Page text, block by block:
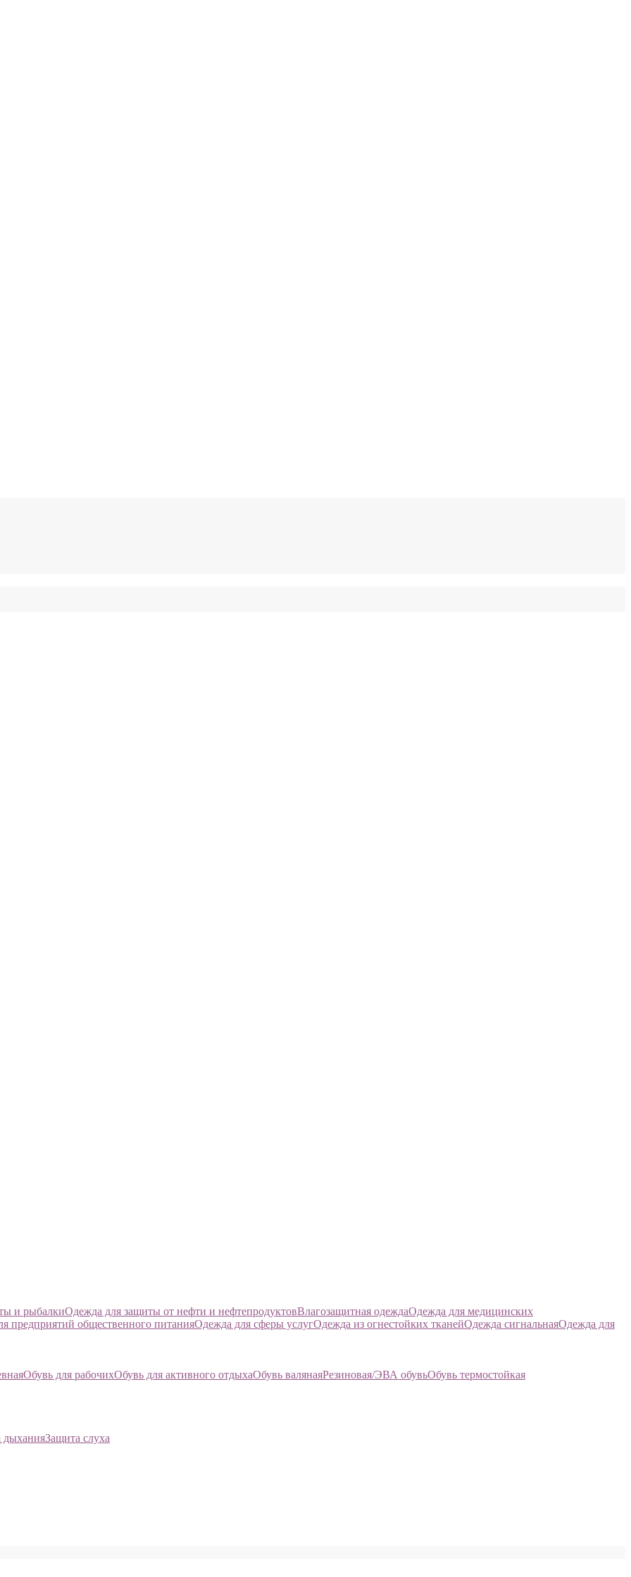
и рыбалкиОдежда для защиты от нефти и нефтепродуктовВлагозащитная одеждаОдежда для медицинских
предприятий общественного питанияОдежда для сферы услугОдежда из огнестойких тканейОдежда сигнальнаяОдежда для
Обувь для рабочихОбувь для активного отдыхаОбувь валянаяРезиновая/ЭВА обувьОбувь термостойкая
дыханияЗащита слуха